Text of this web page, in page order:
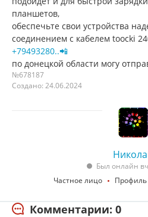
планшетов,
обеспечьте свои устройства
соединением с кабелем toocki
+79493280..📲
по донецкой области могу
№678187
Создано: 24.06.2024
Был онлайн
Частное лицо
Профиль
Комментарии: 0